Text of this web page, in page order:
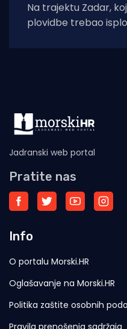
Na trajektu Zadar,
plovidbe trebao
Jadranski web portal
Pratite nas
Info
O portalu Morski.HR
Oglašavanje na Morski.HR
Politika zaštite osobnih
Pravila prenošenja sadržaja